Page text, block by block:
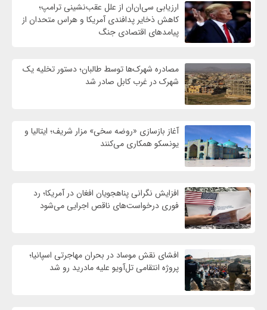
ارزیابی سی‌ان‌ان از علل عقب‌نشینی ترامپ؛
کاهش ذخایر پدافندی آمریکا و هراس متحدان از
پیامدهای اقتصادی جنگ
مصادره شهرک‌ها توسط طالبان؛ دستور تخلیه یک
شهرک در غرب کابل صادر شد
آغاز بازسازی «روضه سخی» مزار شریف؛ ایتالیا و
یونسکو همکاری می‌کنند
افزایش نگرانی پناهجویان افغان در آمریکا؛ رد
فوری درخواست‌های ناقص اجرایی می‌شود
افشای نقش موساد در بحران مهاجرتی اسپانیا؛
پروژه انتقامی تل‌آویو علیه مادرید رو شد